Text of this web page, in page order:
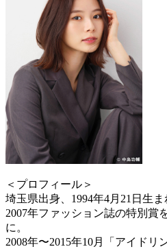
＜プロフィール＞
埼玉県出身、1994年4月21日生ま
2007年ファッション誌の特別賞
に。
2008年〜2015年10月「アイドリ